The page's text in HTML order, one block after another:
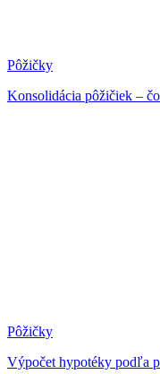
Pôžičky
Konsolidácia pôžičiek –
Pôžičky
Výpočet hypotéky podľa